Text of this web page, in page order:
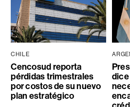
CHILE
Cencosud reporta
pérdidas trimestrales
por costos de su nuevo
plan estratégico
dice